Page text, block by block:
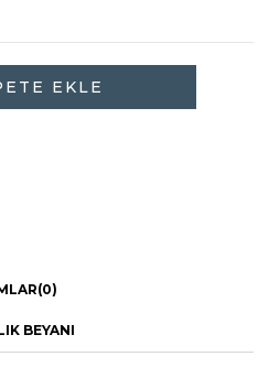
(0)
BEYANI